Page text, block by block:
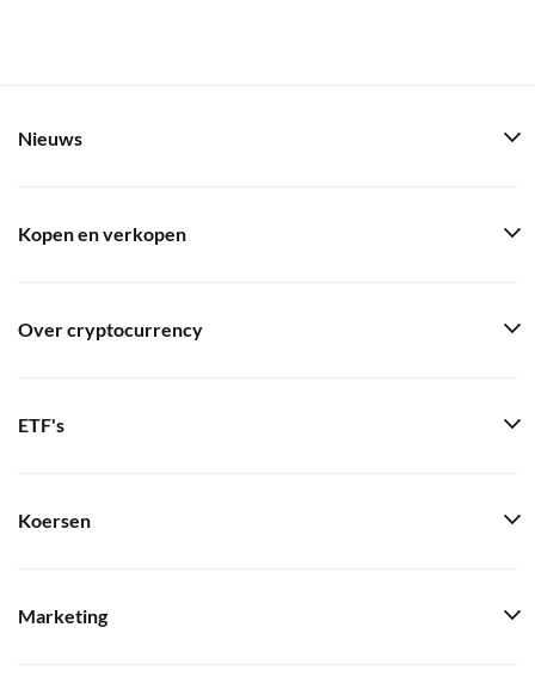
Nieuws
Kopen en verkopen
Over cryptocurrency
ETF's
Koersen
Marketing